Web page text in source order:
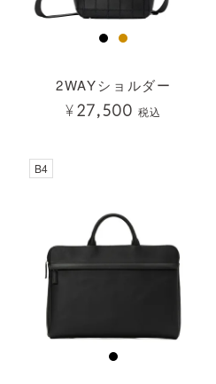
2WAYショルダー
¥27,500 税込
B4